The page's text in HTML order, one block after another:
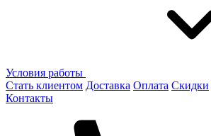
Условия работы
Стать клиентом Доставка Оплата Скидки
Контакты